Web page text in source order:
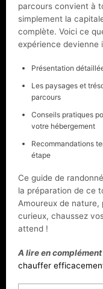
parcours convient à
simplement la
complète. Voici ce
expérience devienne
Présentation
Les paysages et
parcours
Conseils pratiques
votre hébergement
Recommandations
étape
Ce guide de
la préparation de ce
Amoureux de nature,
curieux, chaussez
attend !
A lire en complément
chauffer